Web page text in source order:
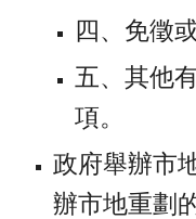
四、免徵
五、其他
項。
政府舉辦市
辦市地重劃